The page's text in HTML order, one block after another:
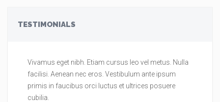
TESTIMONIALS
Vivamus eget nibh. Etiam cursus leo vel metus. Nulla
facilisi. Aenean nec eros. Vestibulum ante ipsum
primis in faucibus orci luctus et ultrices posuere
cubilia.